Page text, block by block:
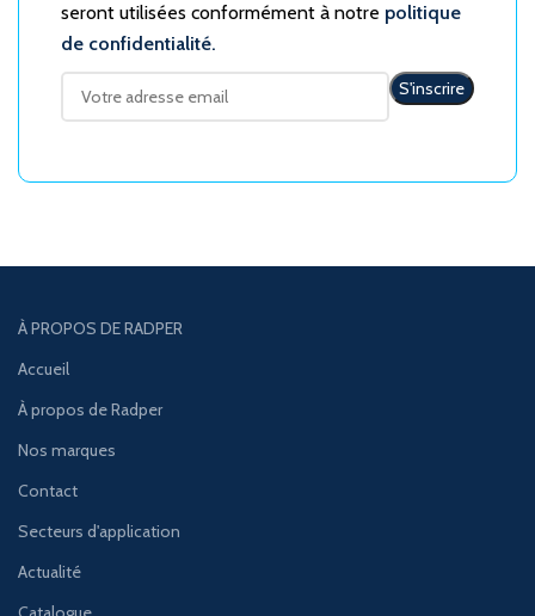
seront utilisées conformément à notre politique
de confidentialité.
À PROPOS DE RADPER
Accueil
À propos de Radper
Nos marques
Contact
Secteurs d'application
Actualité